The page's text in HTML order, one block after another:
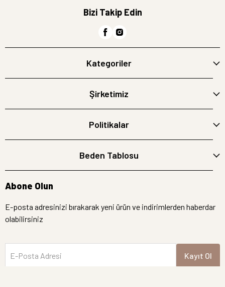
Bizi Takip Edin
Kategoriler
Şirketimiz
Politikalar
Beden Tablosu
Abone Olun
E-posta adresinizi bırakarak yeni ürün ve indirimlerden haberdar
olabilirsiniz
E-Posta Adresi Kayıt Ol